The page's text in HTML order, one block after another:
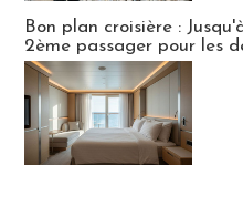
Bon plan croisière :
2ème passager pour les